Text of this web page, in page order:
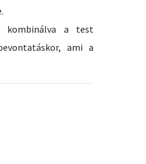
kombinálva a test
ami a